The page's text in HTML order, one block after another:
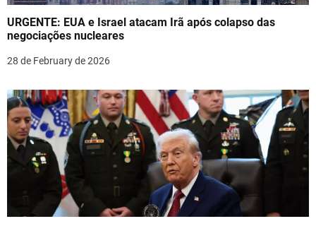
t
i
o
n
URGENTE: EUA e Israel atacam Irã após colapso das
negociações nucleares
28 de February de 2026